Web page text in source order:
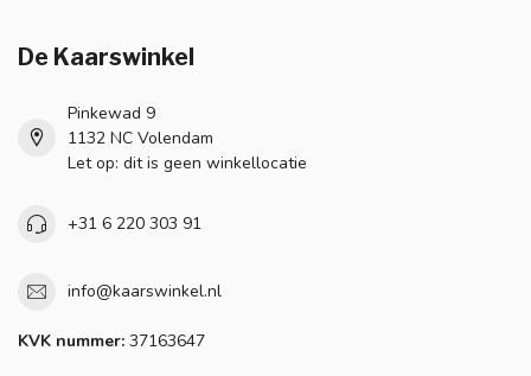
De Kaarswinkel
Pinkewad 9
1132 NC Volendam
Let op: dit is geen winkellocatie
+31 6 220 303 91
info@kaarswinkel.nl
KVK nummer: 37163647